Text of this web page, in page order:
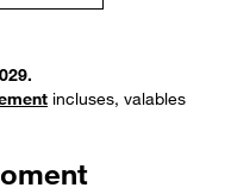
incluses, valables